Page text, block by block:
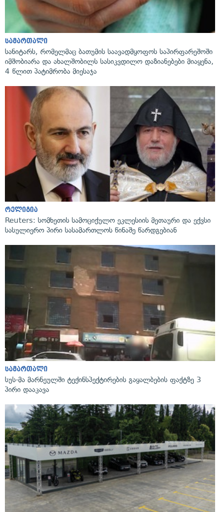
სამართალი
სანიტარს, რომელმაც ბათუმის საავადმყოფოს საპირფარეშოში
იმშობიარა და ახალშობილს სასიკვდილო დაზიანებები მიაყენა,
4 წლით პატიმრობა მიესაჯა
რელიგია
Reuters: სომხეთის სამოციქულო ეკლესიის მეთაური და ექვსი
სასულიერო პირი სასამართლოს წინაშე წარდგებიან
სამართალი
სუს-მა მარნეულში ტექინსპექტირების გაყალბების ფაქტზე 3
პირი დააკავა